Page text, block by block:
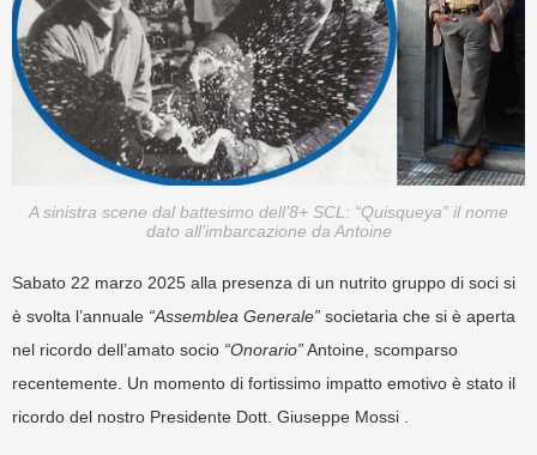
A sinistra scene dal battesimo dell’8+ SCL: “Quisqueya” il nome
dato all’imbarcazione da Antoine
Sabato 22 marzo 2025 alla presenza di un nutrito gruppo di soci si
è svolta l’annuale “Assemblea Generale” societaria che si è aperta
nel ricordo dell’amato socio “Onorario”Antoine, scomparso
recentemente. Un momento di fortissimo impatto emotivo è stato il
ricordo del nostro Presidente Dott. Giuseppe Mossi .